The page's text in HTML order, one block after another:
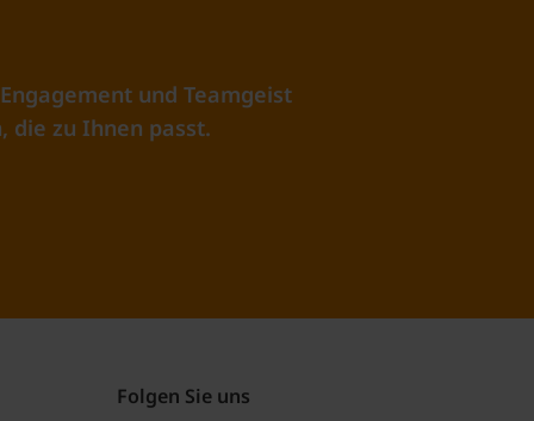
und Teamgeist
die zu Ihnen passt.
Folgen Sie uns